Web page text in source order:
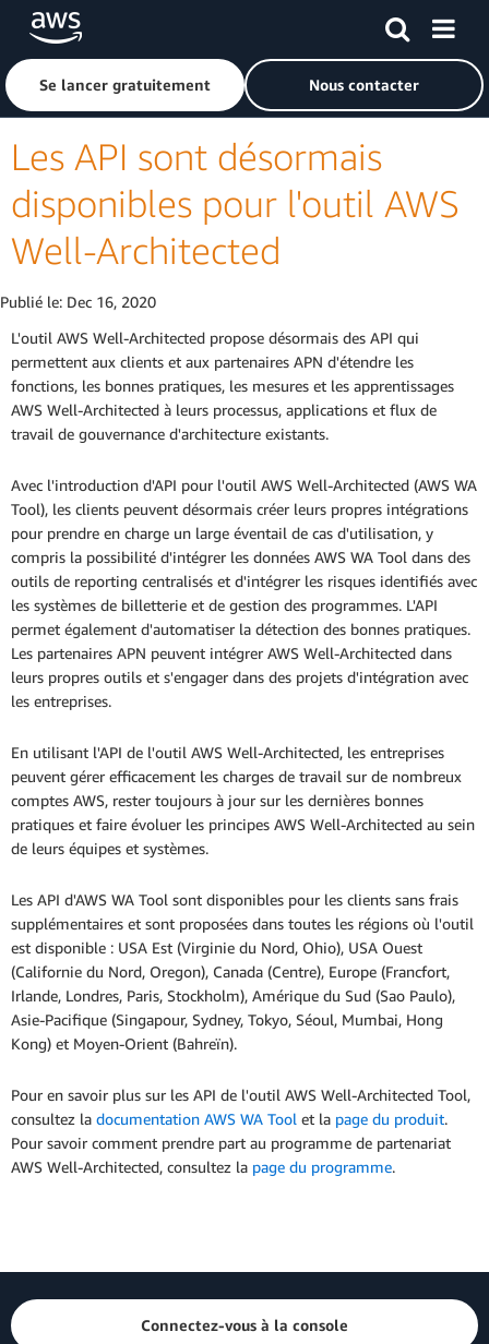
Passer au contenu principal
Cliquer ici pour revenir à la page d'accueil d'Amazon Web
Se lancer gratuitement Nous contacter
Les API sont désormais
disponibles pour l'outil AWS
Well-Architected
Publié le: Dec 16, 2020
L'outil AWS Well-Architected propose désormais des API qui
permettent aux clients et aux partenaires APN d'étendre les
fonctions, les bonnes pratiques, les mesures et les apprentissages
AWS Well-Architected à leurs processus, applications et flux de
travail de gouvernance d'architecture existants.
Avec l'introduction d'API pour l'outil AWS Well-Architected (AWS WA
Tool), les clients peuvent désormais créer leurs propres intégrations
pour prendre en charge un large éventail de cas d'utilisation, y
compris la possibilité d'intégrer les données AWS WA Tool dans des
outils de reporting centralisés et d'intégrer les risques identifiés avec
les systèmes de billetterie et de gestion des programmes. L'API
permet également d'automatiser la détection des bonnes pratiques.
Les partenaires APN peuvent intégrer AWS Well-Architected dans
leurs propres outils et s'engager dans des projets d'intégration avec
les entreprises.
En utilisant l'API de l'outil AWS Well-Architected, les entreprises
peuvent gérer efficacement les charges de travail sur de nombreux
comptes AWS, rester toujours à jour sur les dernières bonnes
pratiques et faire évoluer les principes AWS Well-Architected au sein
de leurs équipes et systèmes.
Les API d'AWS WA Tool sont disponibles pour les clients sans frais
supplémentaires et sont proposées dans toutes les régions où l'outil
est disponible : USA Est (Virginie du Nord, Ohio), USA Ouest
(Californie du Nord, Oregon), Canada (Centre), Europe (Francfort,
Irlande, Londres, Paris, Stockholm), Amérique du Sud (Sao Paulo),
Asie-Pacifique (Singapour, Sydney, Tokyo, Séoul, Mumbai, Hong
Kong) et Moyen-Orient (Bahreïn).
Pour en savoir plus sur les API de l'outil AWS Well-Architected Tool,
consultez la documentation AWS WA Tool et la page du produit.
Pour savoir comment prendre part au programme de partenariat
AWS Well-Architected, consultez la page du programme.
Connectez-vous à la console